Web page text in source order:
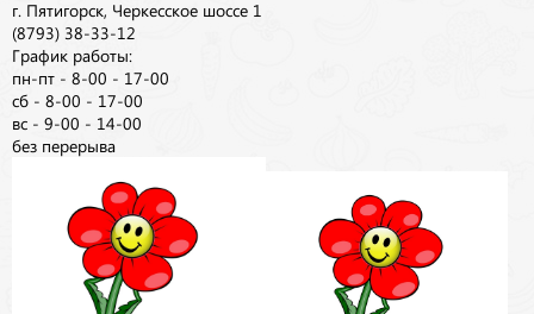
г. Пятигорск, Черкесское шоссе 1
(8793) 38-33-12
График работы:
пн-пт - 8-00 - 17-00
сб - 8-00 - 17-00
вс - 9-00 - 14-00
без перерыва